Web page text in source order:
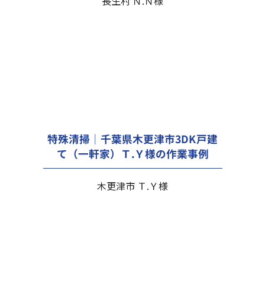
特殊清掃｜千葉県木更津市3DK戸建
て（一軒家）Ｔ.Ｙ様の作業事例
木更津市 Ｔ.Ｙ様